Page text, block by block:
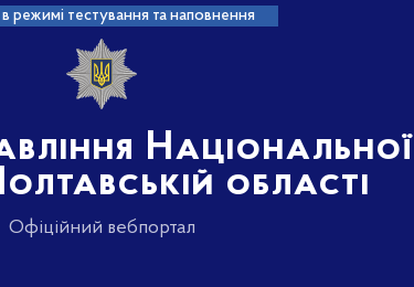
режимі тестування та наповнення
Національної
області
Офіційний вебпортал